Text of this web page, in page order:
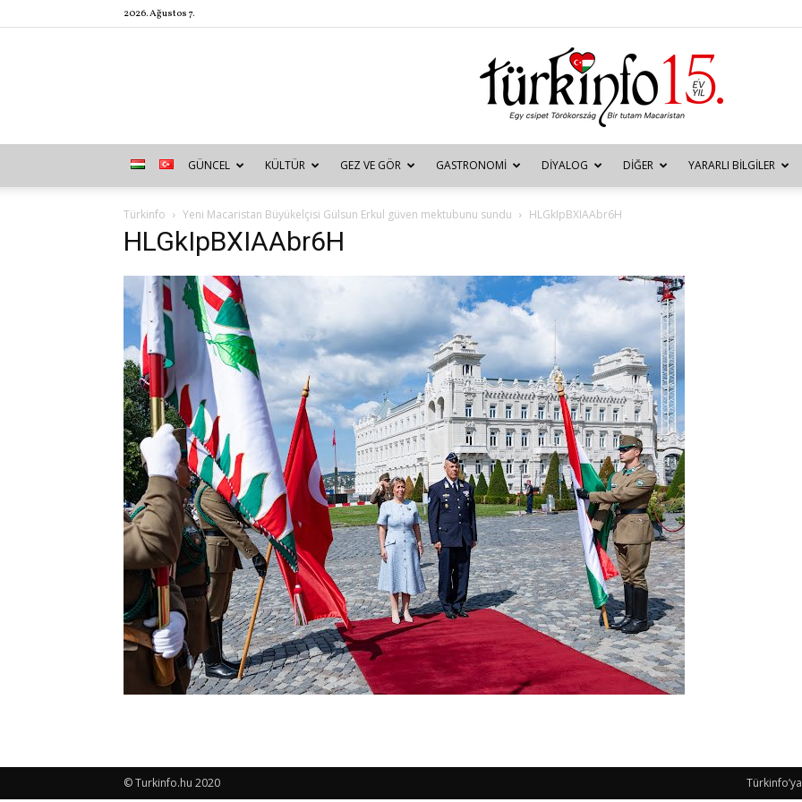
2026. Ağustos 7.
Türkinfo
GÜNCEL KÜLTÜR GEZ VE GÖR GASTRONOMI DIYALOG DIĞER YARARLI BILGILER
Türkinfo Yeni Macaristan Büyükelçisi Gülsun Erkul güven mektubunu sundu HLGkIpBXIAAbr6H
HLGkIpBXIAAbr6H
© Turkinfo.hu 2020